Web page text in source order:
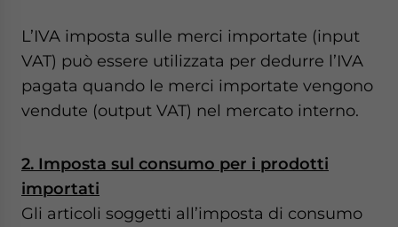
L’IVA imposta sulle merci importate (input
VAT) può essere utilizzata per dedurre l’IVA
pagata quando le merci importate vengono
vendute (output VAT) nel mercato interno.
2. Imposta sul consumo per i prodotti
importati
Gli articoli soggetti all’imposta di consumo